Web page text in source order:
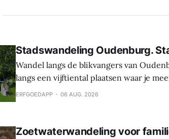
Stadswandeling Oudenburg.
Wandel langs de blikvangers van
langs een vijftiental plaatsen waar je
geschiedenis, weetjes en
ERFGOEDAPP 06 AUG. 2026
Zoetwaterwandeling voor